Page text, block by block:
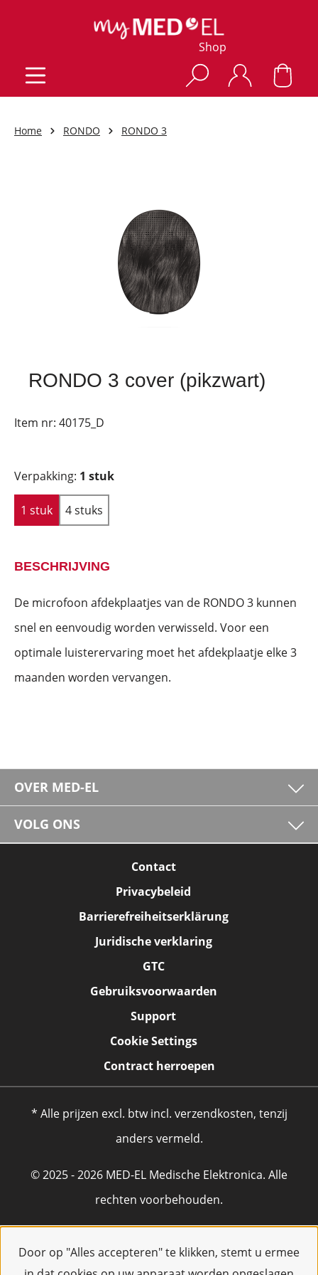
Door op "Alles accepteren" te klikken, stemt u ermee
Shop
Home RONDO RONDO 3
RONDO 3 cover (pikzwart)
Item nr: 40175_D
Verpakking: 1 stuk
1 stuk 4 stuks
BESCHRIJVING
De microfoon afdekplaatjes van de RONDO 3 kunnen
snel en eenvoudig worden verwisseld. Voor een
optimale luisterervaring moet het afdekplaatje elke 3
maanden worden vervangen.
OVER MED-EL
VOLG ONS
Contact
Privacybeleid
Barrierefreiheitserklärung
Juridische verklaring
GTC
Gebruiksvoorwaarden
Support
Cookie Settings
Contract herroepen
* Alle prijzen excl. btw incl. verzendkosten, tenzij
anders vermeld.
© 2025 - 2026 MED-EL Medische Elektronica. Alle
rechten voorbehouden.